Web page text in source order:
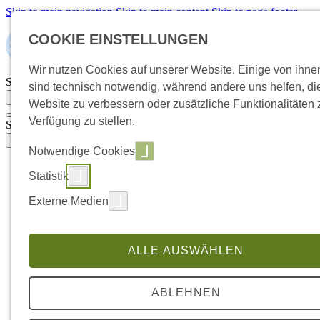
Skip to main navigation Skip to main content Skip to page footer
Suchbegriff eingeben
Suche öffnen
Suchbegriff eingeben
Handwerksbetrieb übernehmen
Submenu for "Handwerksbetrieb übernehmen"
So läuft die Übernahme ab
Übernahme oder Neugründung
Selbstcheck: Bereit zur Übernahme?
Wert & Kaufpreis verstehen
Businessplan für Bankgespräch
Finanzierung & Förderung
Submenu for "Handwerksbetrieb übergeben"
So läuft die Übergabe ab
COOKIE EINSTELLUNGEN
Wir nutzen Cookies auf unserer Website. Einige von
sind technisch notwendig, während andere uns helfen,
Website zu verbessern oder zusätzliche Funktionalitäten
Verfügung zu stellen.
Notwendige Cookies
Statistik
Externe Medien
ALLE AUSWÄHLEN
ABLEHNEN